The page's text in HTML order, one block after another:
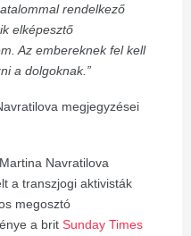
rendelkező
elképesztő
Az embereknek fel kell
a dolgoknak.”
megjegyzései
Navratilova
a transzjogi aktivisták
megosztó
a brit Sunday Times